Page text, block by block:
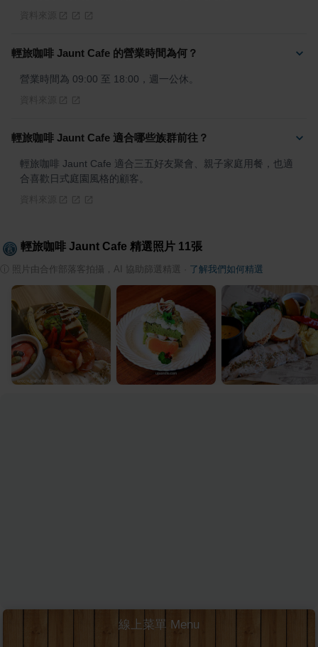
輕旅咖啡 Jaunt Cafe 的營業時間為何？
營業時間為 09:00 至 18:00，週一公休。
輕旅咖啡 Jaunt Cafe 適合哪些族群前往？
輕旅咖啡 Jaunt Cafe 適合三五好友聚會、親子家庭用餐，也適
合喜歡日式庭園風格的顧客。
輕旅咖啡 Jaunt Cafe 精選照片 11張
照片由合作部落客拍攝，AI 協助篩選精選 了解我們如何精選
線上菜單 Menu